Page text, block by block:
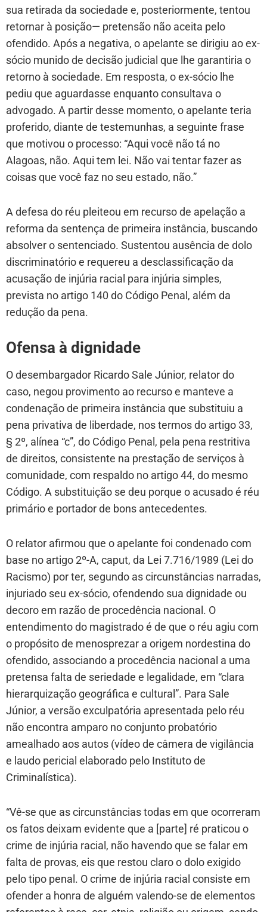
sua retirada da sociedade e, posteriormente, tentou
retornar à posição— pretensão não aceita pelo
ofendido. Após a negativa, o apelante se dirigiu ao ex-
sócio munido de decisão judicial que lhe garantiria o
retorno à sociedade. Em resposta, o ex-sócio lhe
pediu que aguardasse enquanto consultava o
advogado. A partir desse momento, o apelante teria
proferido, diante de testemunhas, a seguinte frase
que motivou o processo: “Aqui você não tá no
Alagoas, não. Aqui tem lei. Não vai tentar fazer as
coisas que você faz no seu estado, não.”
A defesa do réu pleiteou em recurso de apelação a
reforma da sentença de primeira instância, buscando
absolver o sentenciado. Sustentou ausência de dolo
discriminatório e requereu a desclassificação da
acusação de injúria racial para injúria simples,
prevista no artigo 140 do Código Penal, além da
redução da pena.
Ofensa à dignidade
O desembargador Ricardo Sale Júnior, relator do
caso, negou provimento ao recurso e manteve a
condenação de primeira instância que substituiu a
pena privativa de liberdade, nos termos do artigo 33,
§ 2º, alínea “c”, do Código Penal, pela pena restritiva
de direitos, consistente na prestação de serviços à
comunidade, com respaldo no artigo 44, do mesmo
Código. A substituição se deu porque o acusado é réu
primário e portador de bons antecedentes.
O relator afirmou que o apelante foi condenado com
base no artigo 2º-A, caput, da Lei 7.716/1989 (Lei do
Racismo) por ter, segundo as circunstâncias narradas,
injuriado seu ex-sócio, ofendendo sua dignidade ou
decoro em razão de procedência nacional. O
entendimento do magistrado é de que o réu agiu com
o propósito de menosprezar a origem nordestina do
ofendido, associando a procedência nacional a uma
pretensa falta de seriedade e legalidade, em “clara
hierarquização geográfica e cultural”. Para Sale
Júnior, a versão exculpatória apresentada pelo réu
não encontra amparo no conjunto probatório
amealhado aos autos (vídeo de câmera de vigilância
e laudo pericial elaborado pelo Instituto de
Criminalística).
“Vê-se que as circunstâncias todas em que ocorreram
os fatos deixam evidente que a [parte] ré praticou o
crime de injúria racial, não havendo que se falar em
falta de provas, eis que restou claro o dolo exigido
pelo tipo penal. O crime de injúria racial consiste em
ofender a honra de alguém valendo-se de elementos